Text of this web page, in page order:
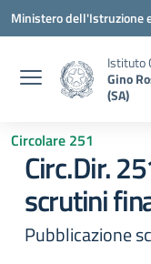
Vai ai contenuti
Vai al menu di navigazione
Vai al footer
Ministero dell'Istruzione
Istituto
Gino
(SA)
Circolare 251
Circ.Dir.
scrutini
Pubblicazione